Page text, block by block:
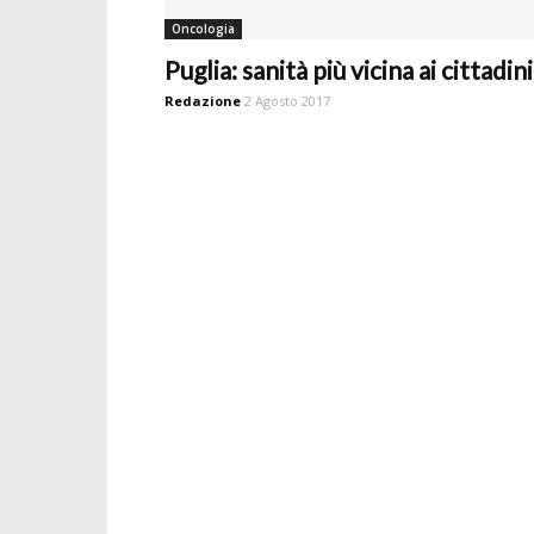
Oncologia
Puglia: sanità più vicina ai cittadini
Redazione 2 Agosto 2017